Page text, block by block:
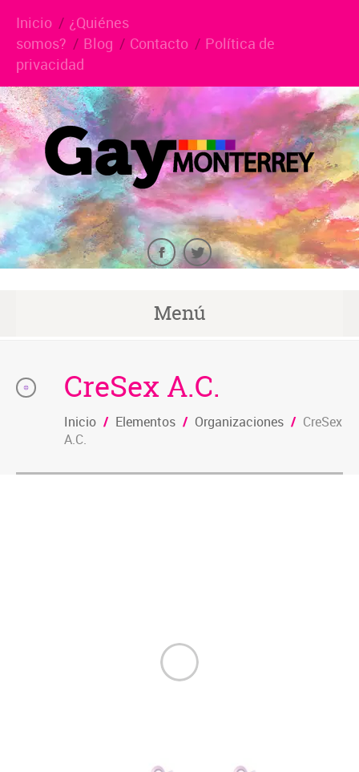
Inicio
¿Quiénes
somos?
Blog Contacto
Política de
privacidad
Menú
CreSex A.C.
Inicio / Elementos / Organizaciones / CreSex
A.C.